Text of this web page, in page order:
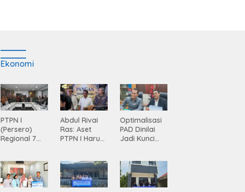
Ekonomi
PTPN I
(Persero)
Regional 7
Pengamanan
Aset dari
Holding
Abdul Rivai
Ras: Aset
PTPN I Harus
Optimalisasi
PAD Dinilai
Jadi Kunci
n
Infrastruktur
Lampung